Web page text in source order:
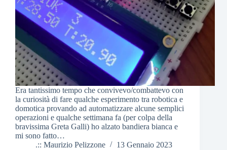
Era tantissimo tempo che convivevo/combattevo con
la curiosità di fare qualche esperimento tra robotica e
domotica provando ad automatizzare alcune semplici
operazioni e qualche settimana fa (per colpa della
bravissima Greta Galli) ho alzato bandiera bianca e
mi sono fatto…
.:: Maurizio Pelizzone
13 Gennaio 2023